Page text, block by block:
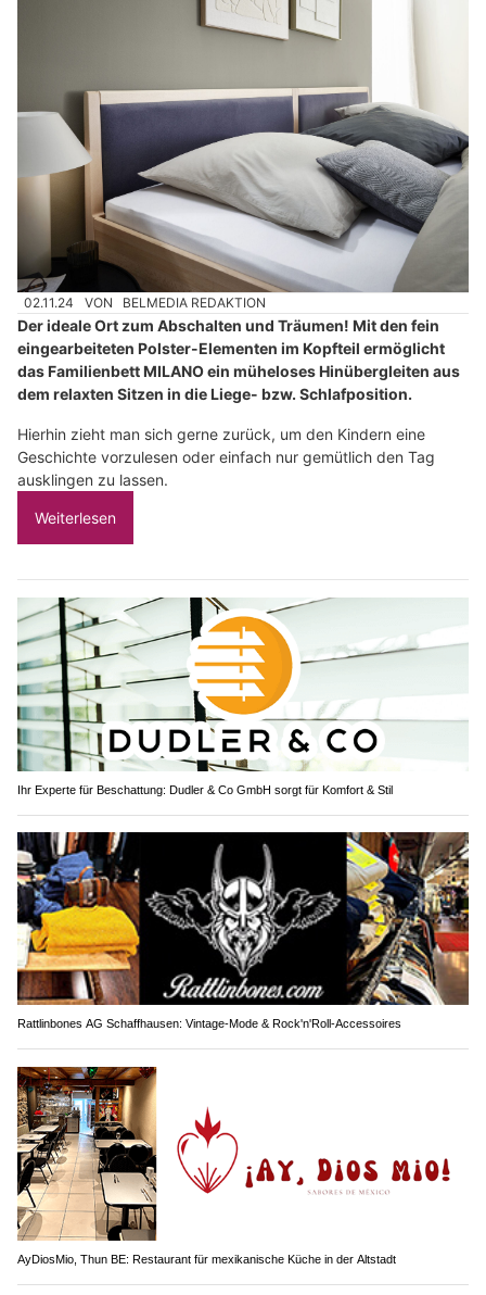
02.11.24 VON BELMEDIA REDAKTION
Der ideale Ort zum Abschalten und Träumen! Mit den fein
eingearbeiteten Polster-Elementen im Kopfteil ermöglicht
das Familienbett MILANO ein müheloses Hinübergleiten aus
dem relaxten Sitzen in die Liege- bzw. Schlafposition.
Hierhin zieht man sich gerne zurück, um den Kindern eine
Geschichte vorzulesen oder einfach nur gemütlich den Tag
ausklingen zu lassen.
Weiterlesen
Ihr Experte für Beschattung: Dudler & Co GmbH sorgt für Komfort & Stil
Rattlinbones AG Schaffhausen: Vintage-Mode & Rock'n'Roll-Accessoires
AyDiosMio, Thun BE: Restaurant für mexikanische Küche in der Altstadt